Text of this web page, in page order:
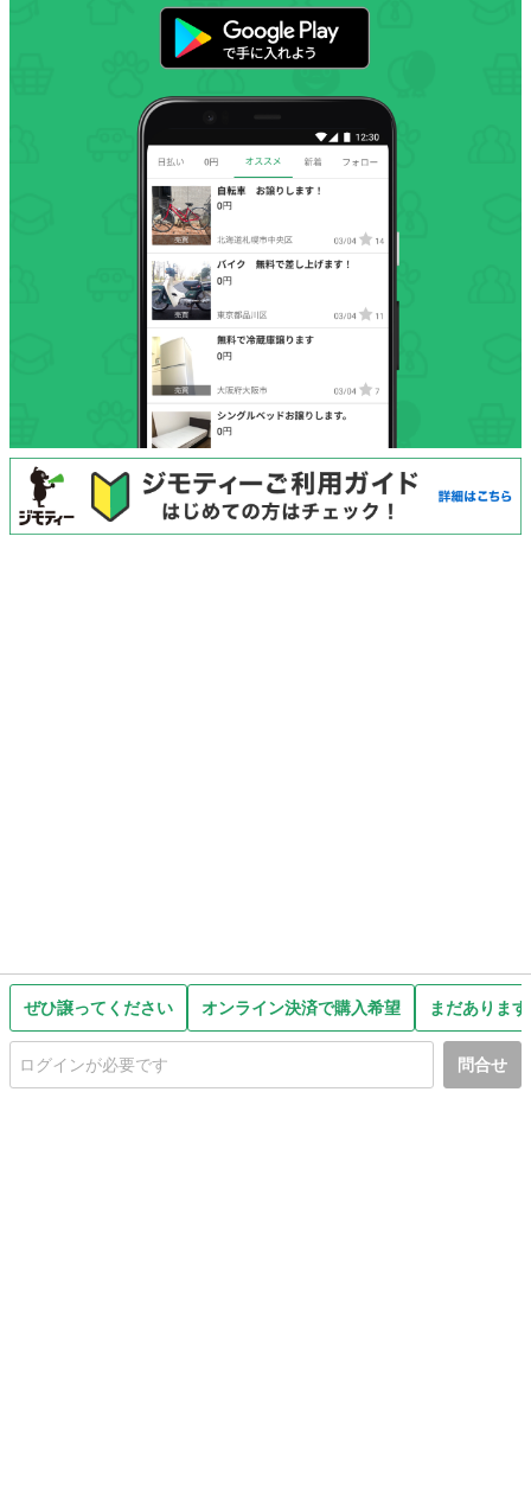
ぜひ譲ってください オンライン決済で購入希望 まだありま
問合せ